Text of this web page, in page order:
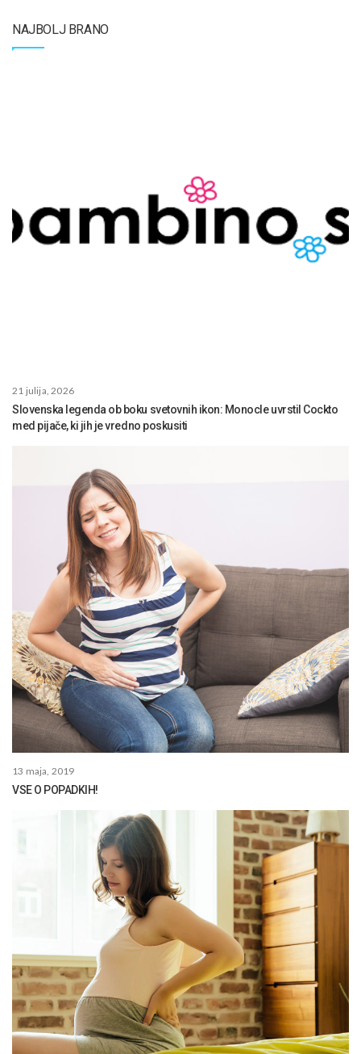
NAJBOLJ BRANO
21 julija, 2026
Slovenska legenda ob boku svetovnih ikon: Monocle uvrstil Cockto
med pijače, ki jih je vredno poskusiti
13 maja, 2019
VSE O POPADKIH!